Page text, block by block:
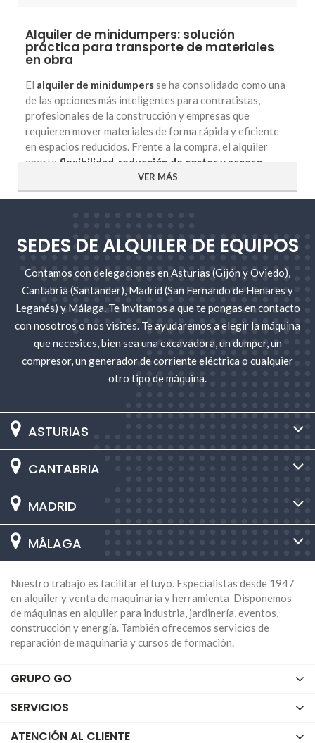
Alquiler de minidumpers: solución
práctica para transporte de materiales
en obra
El alquiler de minidumpersse ha consolidado como una
de las opciones más inteligentes para contratistas,
profesionales de la construcción y empresas que
requieren mover materiales de forma rápida y eficiente
en espacios reducidos. Frente a la compra, el alquiler
aporta flexibilidad, reducción de costes y acceso
inmediato a equipos modernos, adaptados a distintos
tipos de obra civil, jardinería o reformas en espacios
minidumpers
Los minidumpers destacan por sutamaño compacto y
peso ligero, lo que facilita la maniobrabilidad incluso en
áreas estrechas. Además, ofrecen
seguridad y
estabilidad
en el transporte de materiales como tierra,
grava, cemento o restos de poda. El diseño ergonómico y
el uso de transmisión hidrostática permiten un manejo
cómodo, reduciendo tiempos y aumentando la eficiencia
arrendatario y asegura un rendimiento constante
durante el proyecto.
Tipos de minidumpers disponibles
MINIDUMPER DE ORUGAS
Diseñado para terrenos complicados, pendientes
pronunciadas o suelos irregulares. Gracias a las orugas
construcción exigentes.
MINIDUMPER DE RUEDAS
Más ágil y rápido en terrenos planos o con inclinaciones
leves. Suelen tener capacidad de hasta 700 kg y se
proyectos urbanos que demandan movilidad ligera.
MINIDUMPER DE GASOLINA
Robusto y versátil, adecuado para obras y agricultura en
VER MÁS
SEDES DE ALQUILER DE EQUIPOS
Contamos con delegaciones en Asturias (Gijón y Oviedo),
Cantabria (Santander), Madrid (San Fernando de Henares y
Leganés) y Málaga. Te invitamos a que te pongas en contacto
con nosotros o nos visites. Te ayudaremos a elegir la máquina
que necesites, bien sea una excavadora, un dumper, un
compresor, un generador de corriente eléctrica o cualquier
otro tipo de máquina.
ASTURIAS
CANTABRIA
MADRID
MÁLAGA
Nuestro trabajo es facilitar el tuyo. Especialistas desde 1947
en alquiler y venta de maquinaria y herramienta Disponemos
de máquinas en alquiler para industria, jardinería, eventos,
construcción y energía. También ofrecemos servicios de
reparación de maquinaria y cursos de formación.
GRUPO GO
SERVICIOS
ATENCIÓN AL CLIENTE